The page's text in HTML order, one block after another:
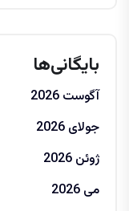
بایگانی‌ها
آگوست 2026
جولای 2026
ژوئن 2026
می 2026